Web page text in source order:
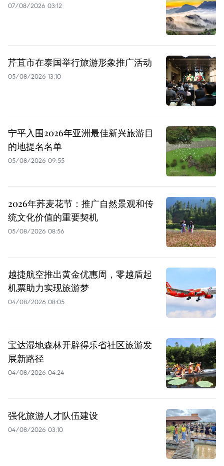
07/08/2026 03:12
芹苴市在泰国举行旅游形象推广活动
05/08/2026 13:10
宁平入围2026年亚洲最佳新兴旅游目
的地提名名单
05/08/2026 09:55
2026年荞麦花节：推广自然景观和传
统文化价值的重要契机
05/08/2026 08:56
越捷航空推出黄金优惠周，零越盾起
机票助力实现旅游梦
04/08/2026 08:05
宝达湿地森林开辟得乐省社区旅游发
展新路径
04/08/2026 04:24
强化旅游人才队伍建设
04/08/2026 03:10